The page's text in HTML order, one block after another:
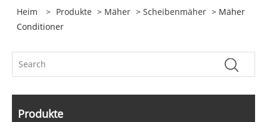
Heim > Produkte > Mäher >Scheibenmäher > Mäher
Conditioner
Produkte